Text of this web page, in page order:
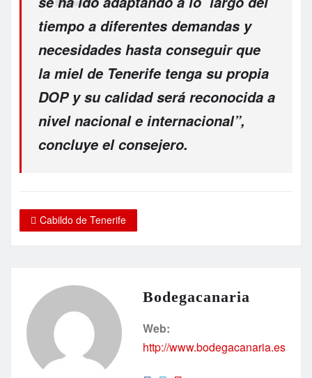
tiempo a diferentes demandas y
necesidades hasta conseguir que
la miel de Tenerife tenga su propia
DOP y su calidad será reconocida a
nivel nacional e internacional”,
concluye el consejero.
Cabildo de Tenerife
Bodegacanaria
Web:
http://www.bodegacanaria.es